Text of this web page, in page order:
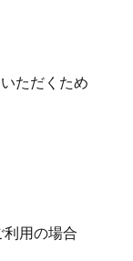
ただくため
利用の場合